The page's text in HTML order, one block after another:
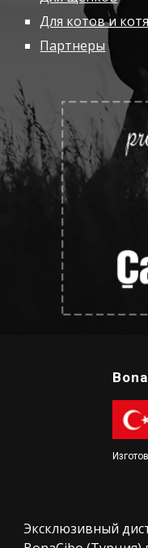
Для котов и
Партнеры
Эксклюзивный